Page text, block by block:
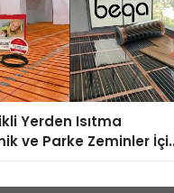
Yerden Isıtma
ve Parke Zeminler
Çözümler